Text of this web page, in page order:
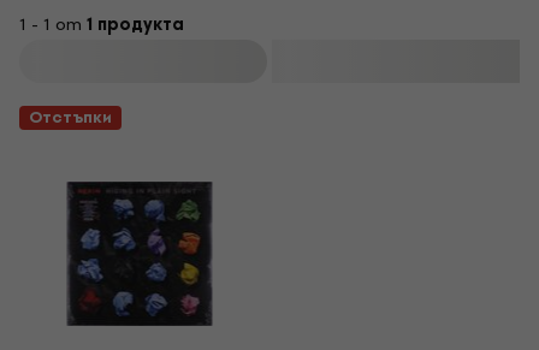
1 - 1 от 1 продукта
Отстъпки